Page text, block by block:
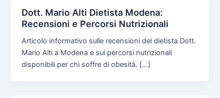
Dott. Mario Alti Dietista Modena:
Recensioni e Percorsi Nutrizionali
Articolo informativo sulle recensioni del dietista Dott.
Mario Alti a Modena e sui percorsi nutrizionali
disponibili per chi soffre di obesità. […]